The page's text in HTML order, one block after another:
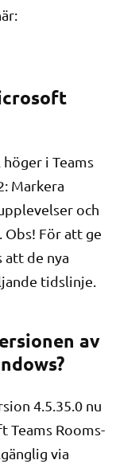
i Teams
Markera
och
Obs! För att ge
att de nya
tidslinje.
av
4.5.35.0 nu
Teams Rooms-
via